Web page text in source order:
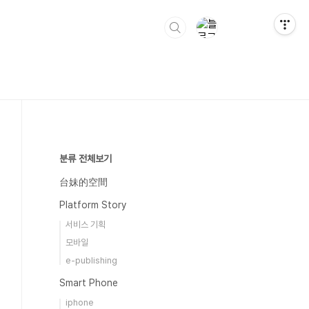
분류 전체보기
台妹的空間
Platform Story
서비스 기획
모바일
e-publishing
Smart Phone
iphone